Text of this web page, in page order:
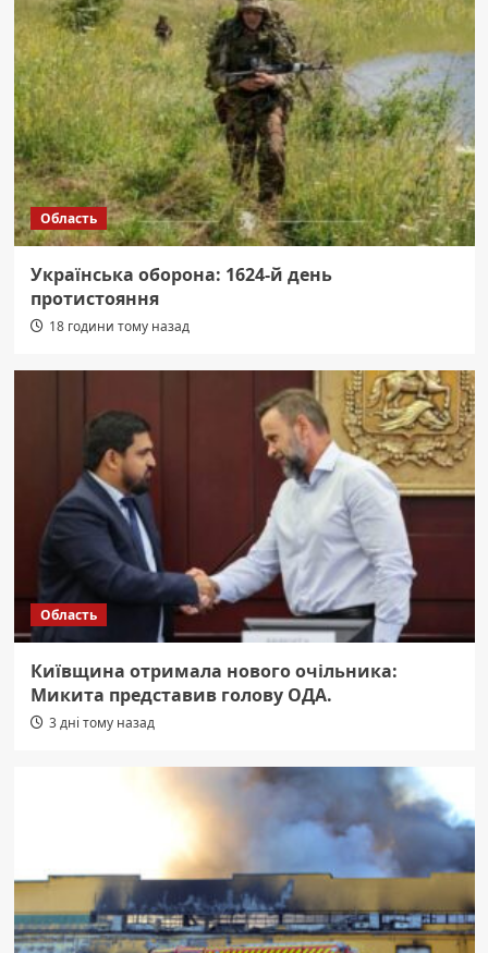
Область
Українська оборона: 1624-й день
протистояння
18 години тому назад
Область
Київщина отримала нового очільника:
Микита представив голову ОДА.
3 дні тому назад